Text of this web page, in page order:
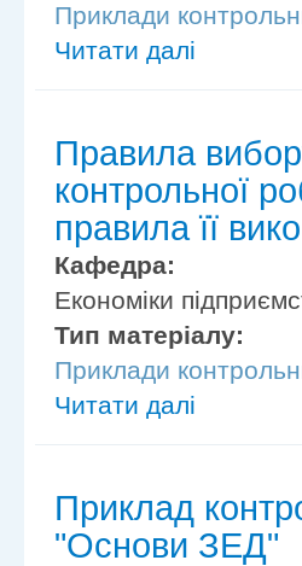
Приклади
Читати далі
Правила
контрольної
правила її
Кафедра:
Економіки
Тип матеріалу:
Приклади
Читати далі
Приклад
"Основи ЗЕД"